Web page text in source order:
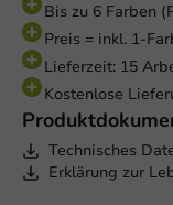
Bis zu 6 Farben
Preis = inkl. 1-
Lieferzeit: 15
Kostenlose
Technisches
Erklärung zur